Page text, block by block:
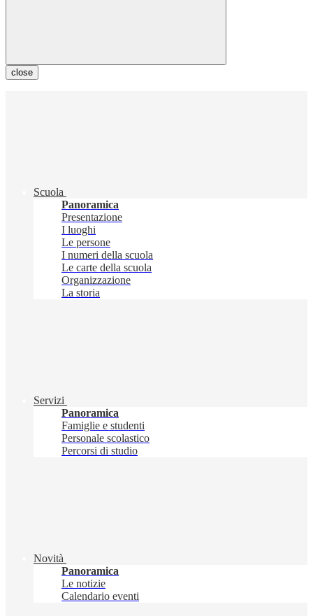
close
Scuola
Panoramica
Presentazione
I luoghi
Le persone
I numeri della scuola
Le carte della scuola
Organizzazione
La storia
Servizi
Panoramica
Famiglie e studenti
Personale scolastico
Percorsi di studio
Novità
Panoramica
Le notizie
Calendario eventi